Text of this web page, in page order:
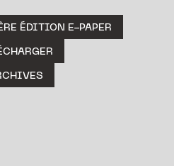
ÉDITION E-PAPER